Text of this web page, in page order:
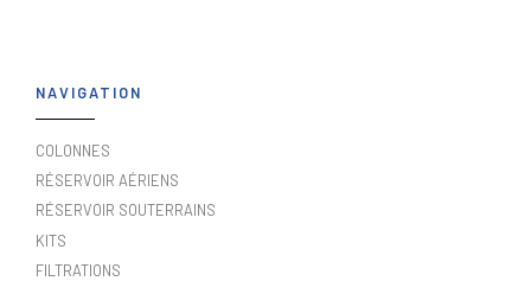
NAVIGATION
COLONNES
RÉSERVOIR AÉRIENS
RÉSERVOIR SOUTERRAINS
KITS
FILTRATIONS